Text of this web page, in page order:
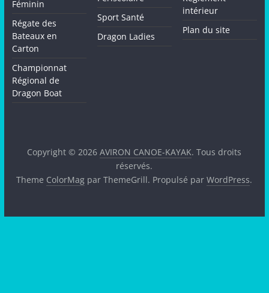
Féminin
Régate des
Bateaux en
Carton
Championnat
Régional de
Dragon Boat
Sport Santé
Dragon Ladies
intérieur
Plan du site
Copyright © 2026AVIRON CANOE-KAYAK. Tous droits
réservés.
Theme ColorMag par ThemeGrill. Propulsé parWordPress.